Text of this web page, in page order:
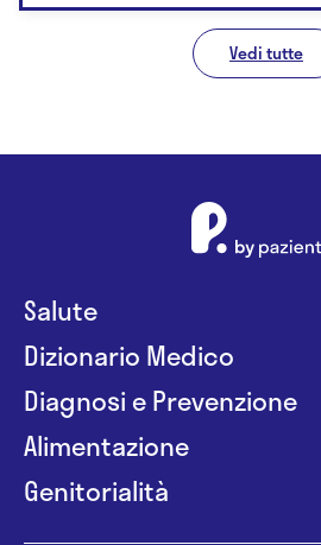
Vedi tutte
Salute
Dizionario Medico
Diagnosi e Prevenzione
Alimentazione
Genitorialità